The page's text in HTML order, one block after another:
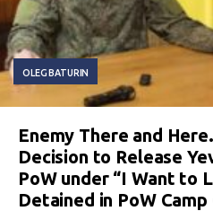
OLEG BATURIN
Enemy There and
Decision to Release
PoW under “I Want to
Detained in PoW